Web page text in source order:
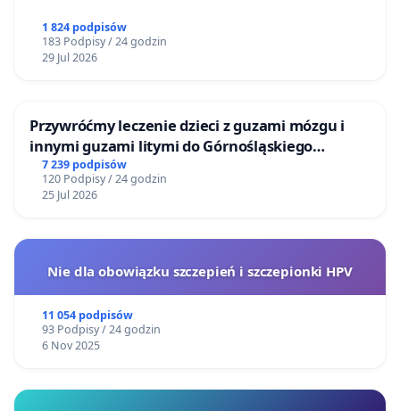
1 824 podpisów
183 Podpisy / 24 godzin
29 Jul 2026
Przywróćmy leczenie dzieci z guzami mózgu i
innymi guzami litymi do Górnośląskiego
Centrum Zdrowia Dziecka w Katowicach
7 239 podpisów
120 Podpisy / 24 godzin
25 Jul 2026
Nie dla obowiązku szczepień i szczepionki HPV
11 054 podpisów
93 Podpisy / 24 godzin
6 Nov 2025